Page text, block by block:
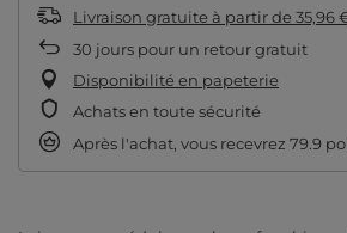
Livraison gratuite à partir de 35,96
30 jours pour un retour gratuit
Disponibilité en papeterie
Achats en toute sécurité
Après l'achat, vous recevrez 79.9